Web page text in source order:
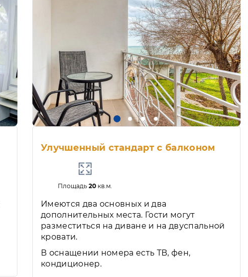
Улучшенный стандарт с балконом
Площадь20 кв.м.
Имеются два основных и два
дополнительных места. Гости могут
разместиться на диване и на двуспальной
кровати.
В оснащении номера есть ТВ, фен,
кондиционер.